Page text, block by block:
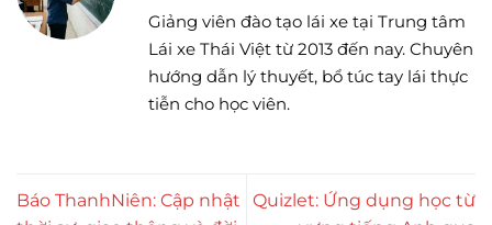
Giảng viên đào tạo lái xe tại Trung tâm
Lái xe Thái Việt từ 2013 đến nay. Chuyên
hướng dẫn lý thuyết, bổ túc tay lái thực
tiễn cho học viên.
Báo ThanhNiên: Cập nhật
Quizlet: Ứng dụng học từ